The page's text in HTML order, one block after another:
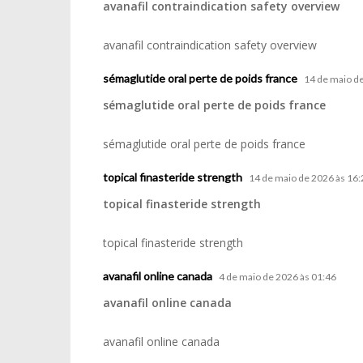
avanafil contraindication safety overview
avanafil contraindication safety overview
sémaglutide oral perte de poids france 14 de maio
sémaglutide oral perte de poids france
sémaglutide oral perte de poids france
topical finasteride strength 14 de maio de 2026 às
topical finasteride strength
topical finasteride strength
avanafil online canada 4 de maio de 2026 às 01:46
avanafil online canada
avanafil online canada